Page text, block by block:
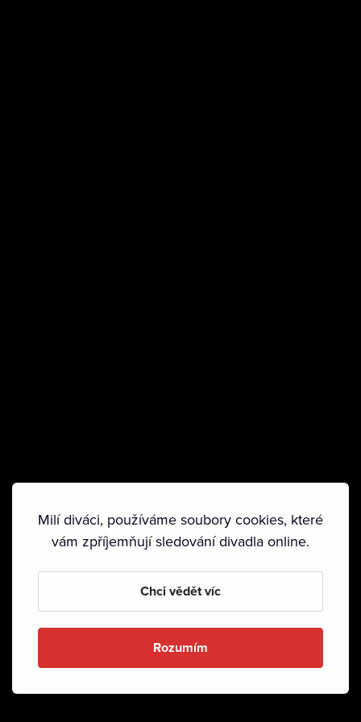
Milí diváci, používáme soubory cookies, které
vám zpříjemňují sledování divadla online.
Chci vědět víc
Rozumím